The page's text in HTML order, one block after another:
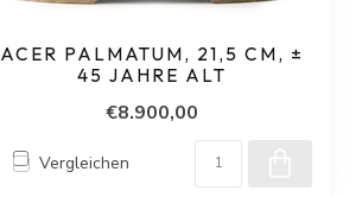
ACER PALMATUM, 21,5 CM, ±
45 JAHRE ALT
€8.900,00
Vergleichen